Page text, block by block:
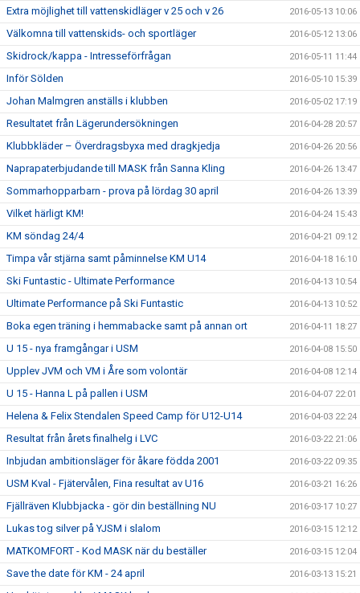
Extra möjlighet till vattenskidläger v 25 och v 26 2016-05-13 10:06
Välkomna till vattenskids- och sportläger 2016-05-12 13:06
Skidrock/kappa - Intresseförfrågan 2016-05-11 11:44
Inför Sölden 2016-05-10 15:39
Johan Malmgren anställs i klubben 2016-05-02 17:19
Resultatet från Lägerundersökningen 2016-04-28 20:57
Klubbkläder – Överdragsbyxa med dragkjedja 2016-04-26 20:56
Naprapaterbjudande till MASK från Sanna Kling 2016-04-26 13:47
Sommarhopparbarn - prova på lördag 30 april 2016-04-26 13:39
Vilket härligt KM! 2016-04-24 15:43
KM söndag 24/4 2016-04-21 09:12
Timpa vår stjärna samt påminnelse KM U14 2016-04-18 16:10
Ski Funtastic - Ultimate Performance 2016-04-13 10:54
Ultimate Performance på Ski Funtastic 2016-04-13 10:52
Boka egen träning i hemmabacke samt på annan ort 2016-04-11 18:27
U 15 - nya framgångar i USM 2016-04-08 15:50
Upplev JVM och VM i Åre som volontär 2016-04-08 12:14
U 15 - Hanna L på pallen i USM 2016-04-07 22:01
Helena & Felix Stendalen Speed Camp för U12-U14 2016-04-03 22:24
Resultat från årets finalhelg i LVC 2016-03-22 21:06
Inbjudan ambitionsläger för åkare födda 2001 2016-03-22 09:35
USM Kval - Fjätervålen, Fina resultat av U16 2016-03-21 16:26
Fjällräven Klubbjacka - gör din beställning NU 2016-03-17 10:27
Lukas tog silver på YJSM i slalom 2016-03-15 12:12
MATKOMFORT - Kod MASK när du beställer 2016-03-15 12:04
Save the date för KM - 24 april 2016-03-13 15:21